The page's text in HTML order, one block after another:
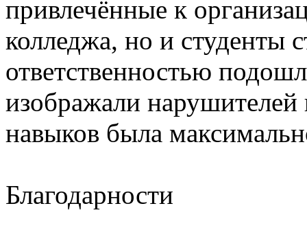
привлечённые к
колледжа, но и студенты
ответственностью
изображали нарушителей
навыков была
Благодарности